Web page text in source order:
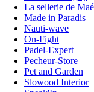
La sellerie de Maé
Made in Paradis
Nauti-wave
On-Fight
Padel-Expert
Pecheur-Store
Pet and Garden
Slowood Interior